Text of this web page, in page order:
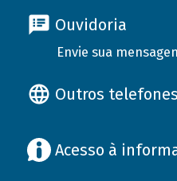
Ouvidoria
Envie sua
Outros
Acesso à